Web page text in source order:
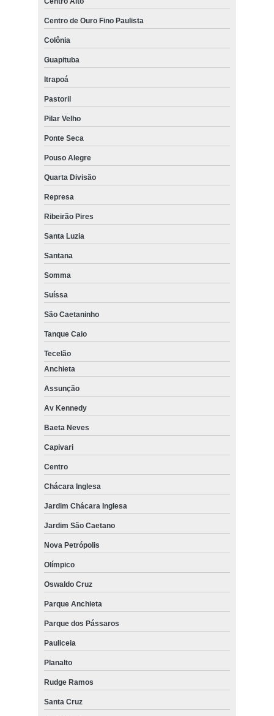
Centro de Ouro Fino Paulista
Colônia
Guapituba
Itrapoá
Pastoril
Pilar Velho
Ponte Seca
Pouso Alegre
Quarta Divisão
Represa
Ribeirão Pires
Santa Luzia
Santana
Somma
Suíssa
São Caetaninho
Tanque Caio
Tecelão
Anchieta
Assunção
Av Kennedy
Baeta Neves
Capivari
Centro
Chácara Inglesa
Jardim Chácara Inglesa
Jardim São Caetano
Nova Petrópolis
Olímpico
Oswaldo Cruz
Parque Anchieta
Parque dos Pássaros
Pauliceia
Planalto
Rudge Ramos
Santa Cruz